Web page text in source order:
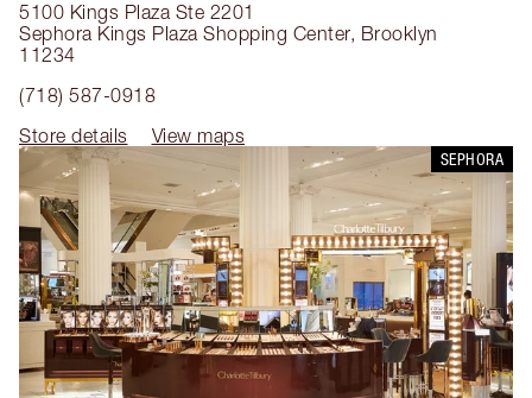
5100 Kings Plaza Ste 2201
Sephora Kings Plaza Shopping Center, Brooklyn
11234
(718) 587-0918
Store details
View maps
SEPHORA